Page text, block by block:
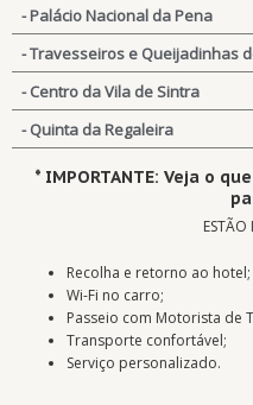
- Palácio Nacional da Pena
- Travesseiros e Queijadinhas
- Centro da Vila de Sintra
- Quinta da Regaleira
* IMPORTANTE: Veja o
ESTÃO
Recolha e retorno ao hotel;
Wi-Fi no carro;
Passeio com Motorista de
Transporte confortável;
Serviço personalizado.